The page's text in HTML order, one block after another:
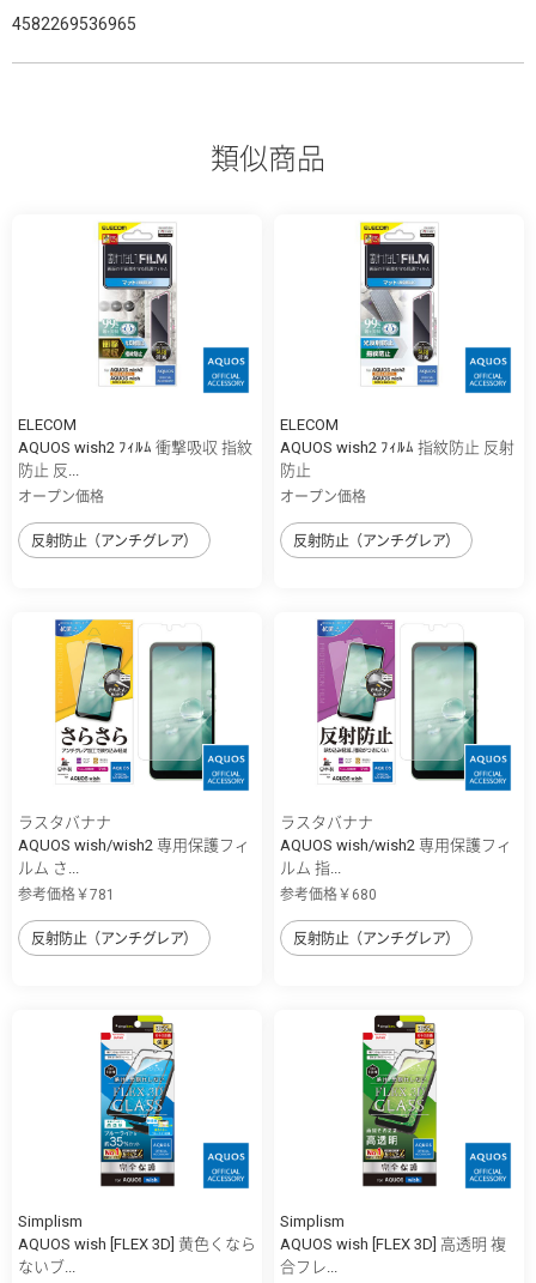
4582269536965
類似商品
ELECOM
AQUOS wish2 ﾌｨﾙﾑ 衝撃吸収 指紋
防止 反...
オープン価格
反射防止（アンチグレア）
ELECOM
AQUOS wish2 ﾌｨﾙﾑ 指紋防止 反射
防止
オープン価格
反射防止（アンチグレア）
ラスタバナナ
AQUOS wish/wish2 専用保護フィ
ルム さ...
参考価格￥781
反射防止（アンチグレア）
ラスタバナナ
AQUOS wish/wish2 専用保護フィ
ルム 指...
参考価格￥680
反射防止（アンチグレア）
Simplism
AQUOS wish [FLEX 3D] 黄色くなら
ないブ...
Simplism
AQUOS wish [FLEX 3D] 高透明 複
合フレ...